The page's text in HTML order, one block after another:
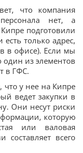
что компания
нет, а
подготовили
только адрес,
в офисе). Если мы
из элементов
в ГФС.
что у нее на Кипре
ведет закупки в
Они несут риски
которую
или валовая
составляет всего